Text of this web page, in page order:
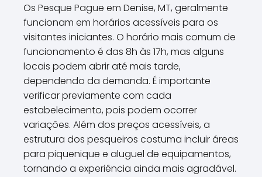
Os Pesque Pague em Denise, MT, geralmente
funcionam em horários acessíveis para os
visitantes iniciantes. O horário mais comum de
funcionamento é das 8h às 17h, mas alguns
locais podem abrir até mais tarde,
dependendo da demanda. É importante
verificar previamente com cada
estabelecimento, pois podem ocorrer
variações. Além dos preços acessíveis, a
estrutura dos pesqueiros costuma incluir áreas
para piquenique e aluguel de equipamentos,
tornando a experiência ainda mais agradável.